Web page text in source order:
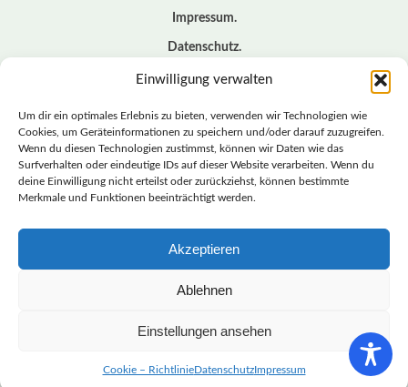
Einwilligung verwalten
Um dir ein optimales Erlebnis zu bieten, verwenden wir Technologien wie
Cookies, um Geräteinformationen zu speichern und/oder darauf zuzugreifen.
Wenn du diesen Technologien zustimmst, können wir Daten wie das
Surfverhalten oder eindeutige IDs auf dieser Website verarbeiten. Wenn du
deine Einwilligung nicht erteilst oder zurückziehst, können bestimmte
Merkmale und Funktionen beeinträchtigt werden.
Akzeptieren
Ablehnen
Einstellungen ansehen
Cookie – RichtlinieDatenschutzImpressum
Impressum
Datenschutz
Cookie – Richtlinie (EU)
© BASISDEMOKRATISCHE PARTEI DEUTSCHLAND *
LANDESVERBAND SACHSEN
LANDESVERBAND
SACHSEN | DIEBASIS
BASISDEMOKRATISCHE PARTEI DEUTSCHLAND –